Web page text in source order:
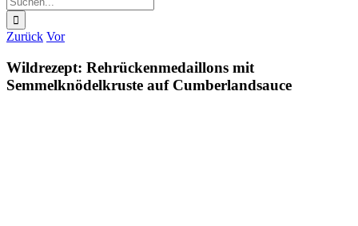
nach:
Facebook
YouTube
Instagram
Zurück Vor
Wildrezept: Rehrückenmedaillons mit
Semmelknödelkruste auf Cumberlandsauce